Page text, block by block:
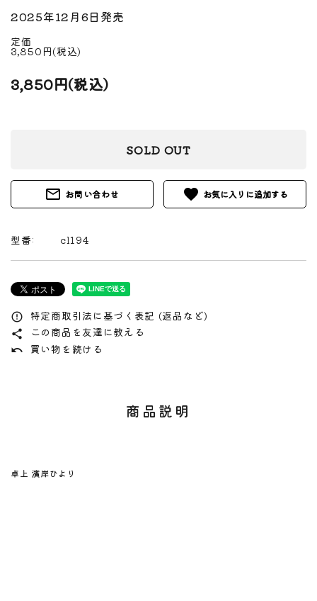
2025年12月6日発売
定価
3,850円(税込)
3,850円(税込)
SOLD OUT
mail_outline お問い合わせ favorite
型番: cl194
error_outline 特定商取引法に基づく表記 (返品など)
share この商品を友達に教える
undo 買い物を続ける
商品説明
卓上 濱岸ひより